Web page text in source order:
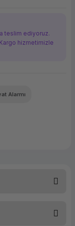
teslim ediyoruz.
hizmetimizle
Alarmı